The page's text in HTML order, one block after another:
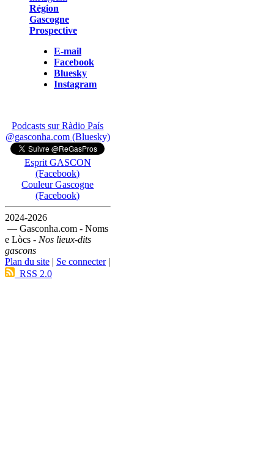
Région
Gascogne
Prospective
E-mail
Facebook
Bluesky
Instagram
Podcasts sur Ràdio País
@gasconha.com (Bluesky)
Esprit GASCON
(Facebook)
Couleur Gascogne
(Facebook)
2024-2026
— Gasconha.com - Noms
e Lòcs - Nos lieux-dits
gascons
Plan du site | Se connecter|
RSS 2.0